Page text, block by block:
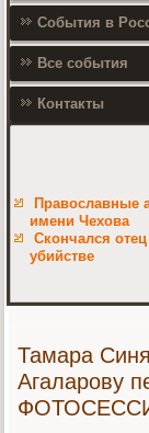
События в
Все события
Контакты
Православные
имени Чехова
Скончался
убийстве
Тамара
Агаларову